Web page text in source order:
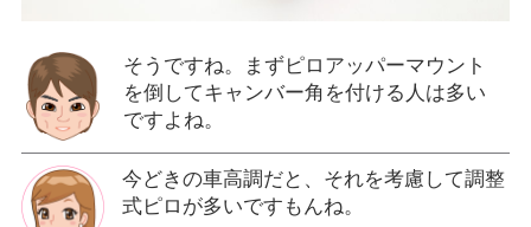
そうですね。まずピロアッパーマウント
を倒してキャンバー角を付ける人は多い
ですよね。
今どきの車高調だと、それを考慮して調整
式ピロが多いですもんね。